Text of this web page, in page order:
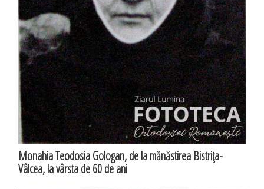
Monahia Teodosia Gologan, de la mănăstirea Bistriţa-
Vâlcea, la vârsta de 60 de ani